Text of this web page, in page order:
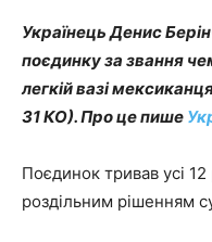
Українець Денис
поєдинку за звання
легкій вазі
31 КО). Про це пише
Поєдинок тривав усі 12
роздільним рішенням